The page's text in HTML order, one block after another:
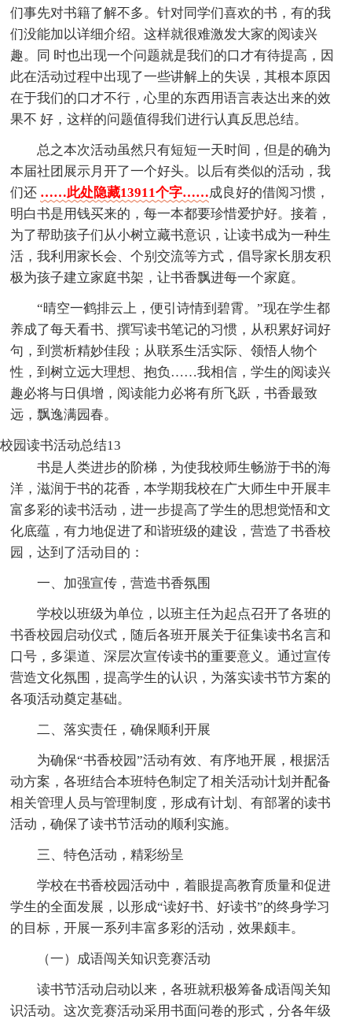
们事先对书籍了解不多。针对同学们喜欢的书，有的我
们没能加以详细介绍。这样就很难激发大家的阅读兴
趣。同 时也出现一个问题就是我们的口才有待提高，因
此在活动过程中出现了一些讲解上的失误，其根本原因
在于我们的口才不行，心里的东西用语言表达出来的效
果不 好，这样的问题值得我们进行认真反思总结。
总之本次活动虽然只有短短一天时间，但是的确为
本届社团展示月开了一个好头。以后有类似的活动，我
们还 ……此处隐藏13911个字……成良好的借阅习惯，
明白书是用钱买来的，每一本都要珍惜爱护好。接着，
为了帮助孩子们从小树立藏书意识，让读书成为一种生
活，我利用家长会、个别交流等方式，倡导家长朋友积
极为孩子建立家庭书架，让书香飘进每一个家庭。
“晴空一鹤排云上，便引诗情到碧霄。”现在学生都
养成了每天看书、撰写读书笔记的习惯，从积累好词好
句，到赏析精妙佳段；从联系生活实际、领悟人物个
性，到树立远大理想、抱负……我相信，学生的阅读兴
趣必将与日俱增，阅读能力必将有所飞跃，书香最致
远，飘逸满园春。
校园读书活动总结13
书是人类进步的阶梯，为使我校师生畅游于书的海
洋，滋润于书的花香，本学期我校在广大师生中开展丰
富多彩的读书活动，进一步提高了学生的思想觉悟和文
化底蕴，有力地促进了和谐班级的建设，营造了书香校
园，达到了活动目的：
一、加强宣传，营造书香氛围
学校以班级为单位，以班主任为起点召开了各班的
书香校园启动仪式，随后各班开展关于征集读书名言和
口号，多渠道、深层次宣传读书的重要意义。通过宣传
营造文化氛围，提高学生的认识，为落实读书节方案的
各项活动奠定基础。
二、落实责任，确保顺利开展
为确保“书香校园”活动有效、有序地开展，根据活
动方案，各班结合本班特色制定了相关活动计划并配备
相关管理人员与管理制度，形成有计划、有部署的读书
活动，确保了读书节活动的顺利实施。
三、特色活动，精彩纷呈
学校在书香校园活动中，着眼提高教育质量和促进
学生的全面发展，以形成“读好书、好读书”的终身学习
的目标，开展一系列丰富多彩的活动，效果颇丰。
（一）成语闯关知识竞赛活动
读书节活动启动以来，各班就积极筹备成语闯关知
识活动。这次竞赛活动采用书面问卷的形式，分各年级